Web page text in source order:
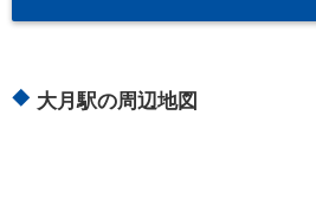
大月駅の周辺地図